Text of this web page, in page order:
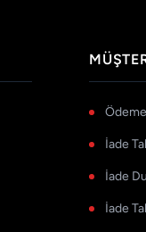
İade
İade
İade